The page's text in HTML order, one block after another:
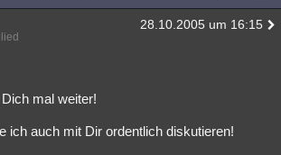
Mystery Kriminalfälle
Unterhaltung
28.10.2005 um 16:15
mal weiter!
ich auch mit Dir ordentlich diskutieren!